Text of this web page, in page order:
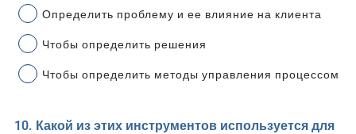
Определить проблему и ее влияние на клиента
Чтобы определить решения
Чтобы определить методы управления процессом
10. Какой из этих инструментов используется для